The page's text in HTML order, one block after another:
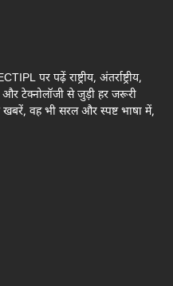
पर पढ़ें राष्ट्रीय, अंतर्राष्ट्रीय,
और टेक्नोलॉजी से जुड़ी हर जरूरी
वह भी सरल और स्पष्ट भाषा में,